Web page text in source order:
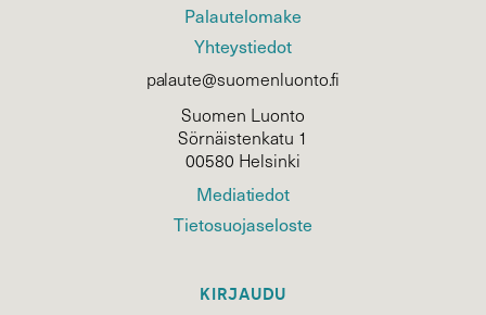
Palautelomake
Yhteystiedot
palaute@suomenluonto.fi
Suomen Luonto
Sörnäistenkatu 1
00580 Helsinki
Mediatiedot
Tietosuojaseloste
KIRJAUDU